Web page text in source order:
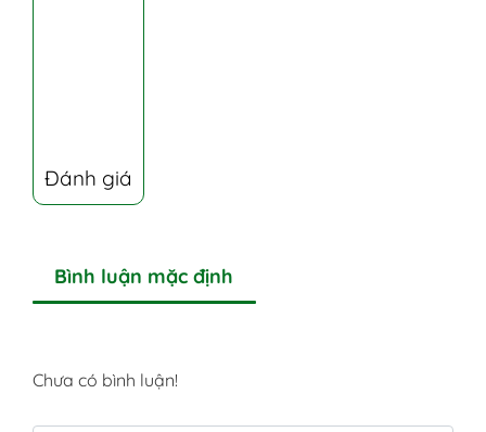
Đánh giá
Bình luận mặc định
Chưa có bình luận!